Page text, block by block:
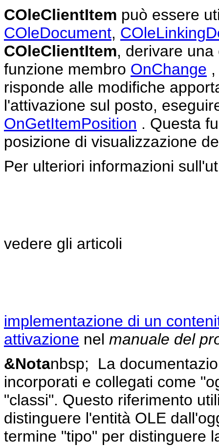
COleClientItem può essere
COleDocument,
COleClientItem, derivare
funzione membro OnChange
risponde alle modifiche
l'attivazione sul posto,
OnGetItemPosition . Questa
posizione di visualizzazione
Per ulteriori informazioni
vedere gli articoli
implementazione di un
attivazione nel manuale del
&Notanbsp; La
incorporati e collegati come
"classi". Questo riferimento
distinguere l'entità OLE
termine "tipo" per distinguere